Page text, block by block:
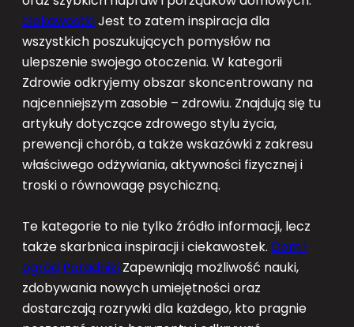
ciekawostkiJest to zatem inspiracja dla
wszystkich poszukujących pomysłów na
ulepszenie swojego otoczenia. W kategorii
Zdrowie odkryjemy obszar skoncentrowany na
najcenniejszym zasobie – zdrowiu. Znajdują się tu
artykuły dotyczące zdrowego stylu życia,
prewencji chorób, a także wskazówki z zakresu
właściwego odżywiania, aktywności fizycznej i
troski o równowagę psychiczną.
Te kategorie to nie tylko źródło informacji, lecz
także skarbnica inspiracji i ciekawostek. Dom i
ogród Poradniki Zapewniają możliwość nauki,
zdobywania nowych umiejętności oraz
dostarczają rozrywki dla każdego, kto pragnie